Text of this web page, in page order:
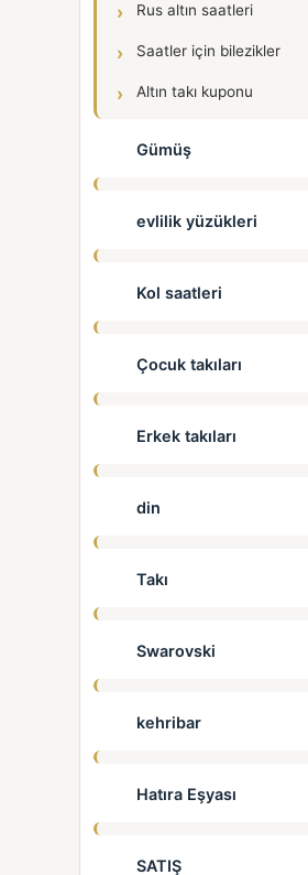
Rus altın saatleri
Saatler için bilezikler
Altın takı kuponu
Gümüş
evlilik yüzükleri
Kol saatleri
Çocuk takıları
Erkek takıları
din
Takı
Swarovski
kehribar
Hatıra Eşyası
SATIŞ